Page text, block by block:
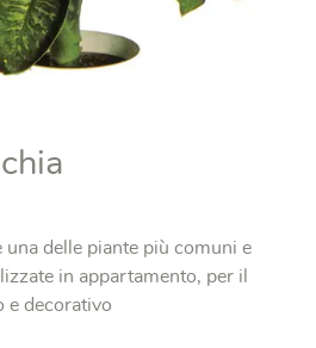
una delle piante più comuni e
in appartamento, per il
e decorativo